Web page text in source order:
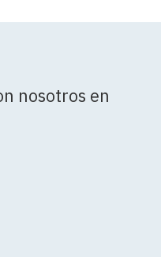
nosotros en